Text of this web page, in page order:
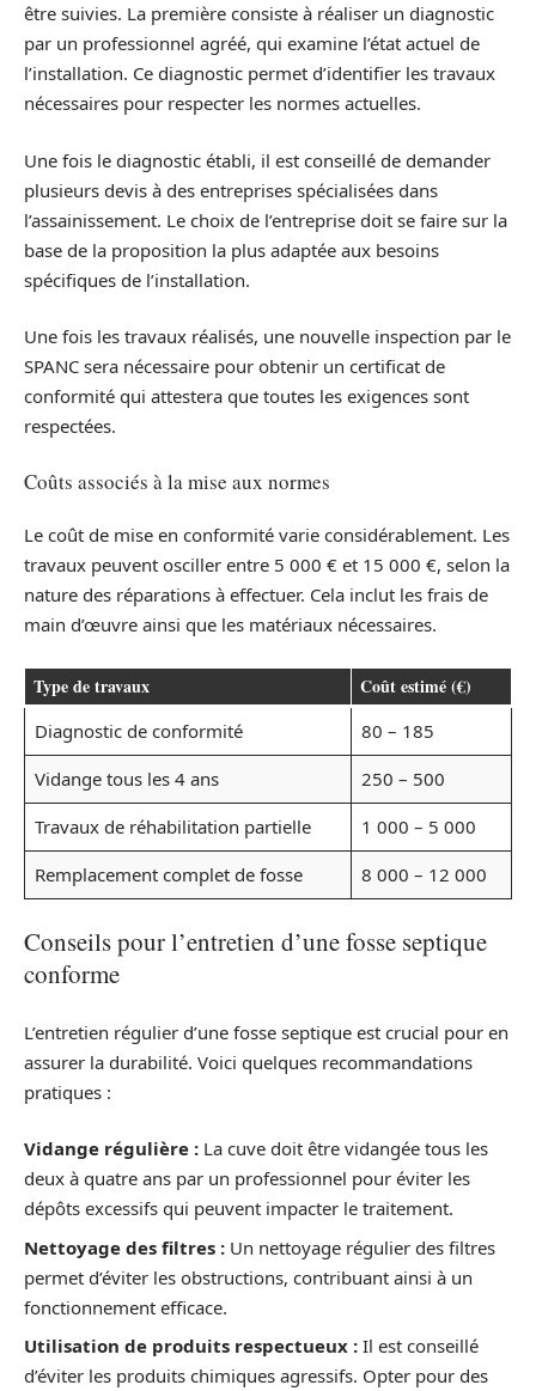
être suivies. La première consiste à réaliser un diagnostic
par un professionnel agréé, qui examine l’état actuel de
l’installation. Ce diagnostic permet d’identifier les travaux
nécessaires pour respecter les normes actuelles.
Une fois le diagnostic établi, il est conseillé de demander
plusieurs devis à des entreprises spécialisées dans
l’assainissement. Le choix de l’entreprise doit se faire sur la
base de la proposition la plus adaptée aux besoins
spécifiques de l’installation.
Une fois les travaux réalisés, une nouvelle inspection par le
SPANC sera nécessaire pour obtenir un certificat de
conformité qui attestera que toutes les exigences sont
respectées.
Coûts associés à la mise aux normes
Le coût de mise en conformité varie considérablement. Les
travaux peuvent osciller entre 5 000 € et 15 000 €, selon la
nature des réparations à effectuer. Cela inclut les frais de
main d’œuvre ainsi que les matériaux nécessaires.
Type de travaux Coût estimé (€)
Diagnostic de conformité
80 – 185
Vidange tous les 4 ans
250 – 500
Travaux de réhabilitation partielle
1 000 – 5 000
Remplacement complet de fosse
8 000 – 12 000
Conseils pour l’entretien d’une fosse septique
conforme
L’entretien régulier d’une fosse septique est crucial pour en
assurer la durabilité. Voici quelques recommandations
pratiques :
Vidange régulière : La cuve doit être vidangée tous les
deux à quatre ans par un professionnel pour éviter les
dépôts excessifs qui peuvent impacter le traitement.
Nettoyage des filtres : Un nettoyage régulier des filtres
permet d’éviter les obstructions, contribuant ainsi à un
fonctionnement efficace.
Utilisation de produits respectueux : Il est conseillé
d’éviter les produits chimiques agressifs. Opter pour des